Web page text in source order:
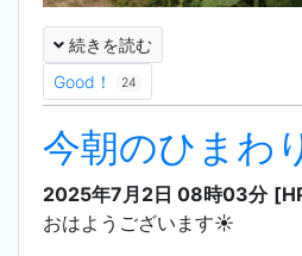
続きを読む
Good！
24
今朝のひまわ
2025年7月2日 08時03分
おはようございます☀️